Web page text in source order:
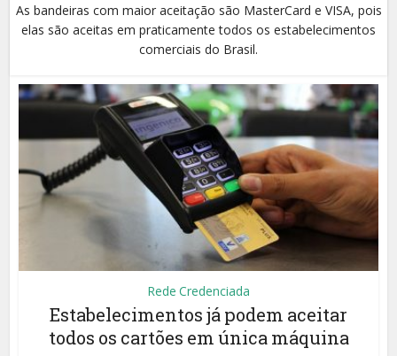
As bandeiras com maior aceitação são MasterCard e VISA, pois
elas são aceitas em praticamente todos os estabelecimentos
comerciais do Brasil.
Rede Credenciada
Estabelecimentos já podem aceitar
todos os cartões em única máquina